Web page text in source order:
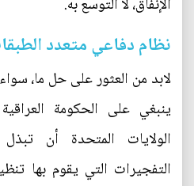
نظام دفاعي متعدد
لابد من العثور على حل ما،
ينبغي على الحكومة
الولايات المتحدة أن
التفجيرات التي يقوم بها